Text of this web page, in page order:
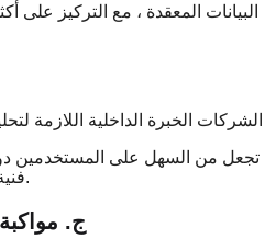
المعقدة ، مع التركيز على
تجعل من السهل على المستخدمين
فنية الوصول إلى رؤى البيانات وفهمها.
ج.